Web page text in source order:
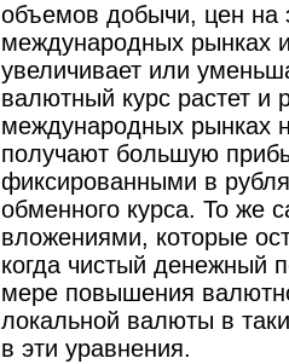
объемов добычи, цен на
международных рынках
увеличивает или
валютный курс растет и
международных рынках
получают большую
фиксированными в
обменного курса. То же
вложениями, которые
когда чистый денежный
мере повышения
локальной валюты в
в эти уравнения.